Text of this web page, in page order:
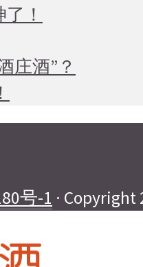
！
庄酒”？
号-1 · Copyright